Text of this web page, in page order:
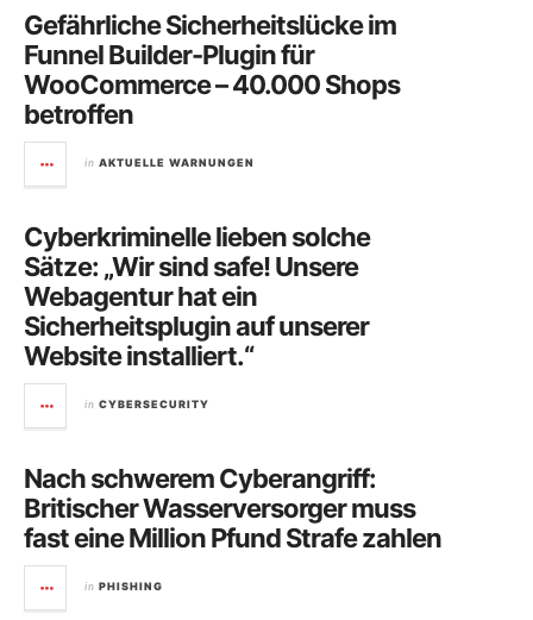
Gefährliche Sicherheitslücke im
Funnel Builder-Plugin für
WooCommerce – 40.000 Shops
betroffen
in AKTUELLE WARNUNGEN
Cyberkriminelle lieben solche
Sätze: „Wir sind safe! Unsere
Webagentur hat ein
Sicherheitsplugin auf unserer
Website installiert.“
in CYBERSECURITY
Nach schwerem Cyberangriff:
Britischer Wasserversorger muss
fast eine Million Pfund Strafe zahlen
in PHISHING